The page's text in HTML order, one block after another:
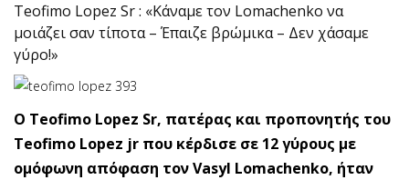
Teofimo Lopez Sr : «Κάναμε τον Lomachenko να
μοιάζει σαν τίποτα – Έπαιζε βρώμικα – Δεν χάσαμε
γύρο!»
Ο Teofimo Lopez Sr, πατέρας και προπονητής του
Teofimo Lopez jr που κέρδισε σε 12 γύρους με
ομόφωνη απόφαση τον Vasyl Lomachenko, ήταν